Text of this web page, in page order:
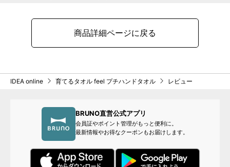
商品詳細ページに戻る
IDEA online 育てるタオル feel プチハンドタオル レビュー
BRUNO直営公式アプリ
会員証やポイント管理がもっと便利に。
最新情報やお得なクーポンもお届けします。